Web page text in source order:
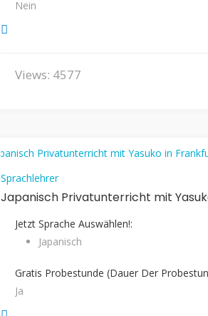
Nein
Views: 4577
Sprachlehrer
Japanisch Privatunterricht mit
Jetzt Sprache Auswählen!:
Japanisch
Gratis Probestunde (Dauer Der
Ja